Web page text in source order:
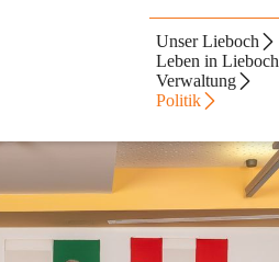
Unser Lieboch
Leben in Lieboch
Verwaltung
Politik